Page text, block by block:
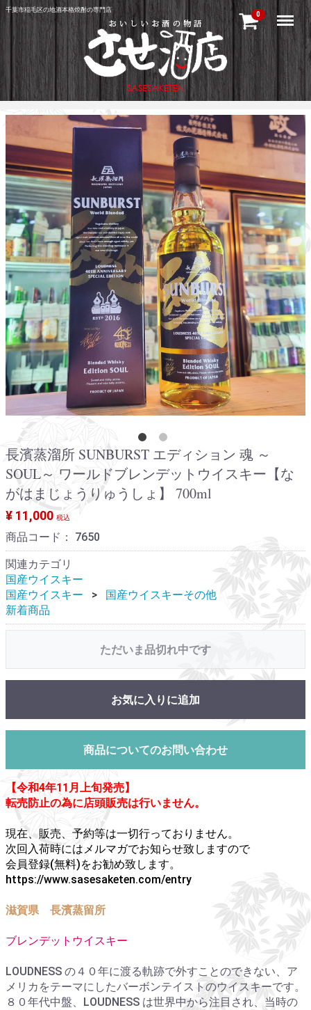
千葉市稲毛区の地酒本格焼酎の専門店
0 Menu
長濱蒸溜所 SUNBURST エディション 魂 ～
SOUL～ ワールドブレンデットウイスキー【な
がはまじょうりゅうしょ】 700ml
¥ 11,000 税込
商品コード： 7650
関連カテゴリ
国産ウイスキー
国産ウイスキー
国産ウイスキーその他
新着商品
ただいま品切れ中です
お気に入りに追加
商品についてのお問い合わせ
【令和4年11月上旬発売】
転売防止の為に店頭販売は行いません。
現在、販売、予約等は一切行っておりません。
次回入荷時にはメルマガでお知らせ致しますので
会員登録(無料)をお勧め致します。
https://www.sasesaketen.com/entry
滋賀県 長濱蒸留所
ブレンデットウイスキー
LOUDNESS の４０年に渡る軌跡で外すことのできない、ア
メリカをテーマにしたバーボンテイストのウイスキーです。
８０年代中盤、LOUDNESS は世界中から注目され、当時の